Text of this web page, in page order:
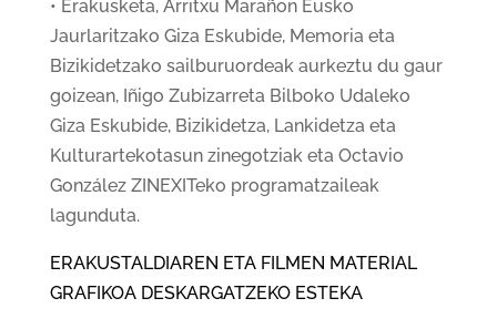
• Erakusketa, Arritxu Marañon Eusko
Jaurlaritzako Giza Eskubide, Memoria eta
Bizikidetzako sailburuordeak aurkeztu du gaur
goizean, Iñigo Zubizarreta Bilboko Udaleko
Giza Eskubide, Bizikidetza, Lankidetza eta
Kulturartekotasun zinegotziak eta Octavio
González ZINEXITeko programatzaileak
lagunduta.
ERAKUSTALDIAREN ETA FILMEN MATERIAL
GRAFIKOA DESKARGATZEKO ESTEKA